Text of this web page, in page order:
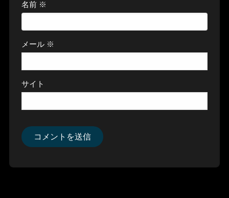
名前 ※
メール ※
サイト